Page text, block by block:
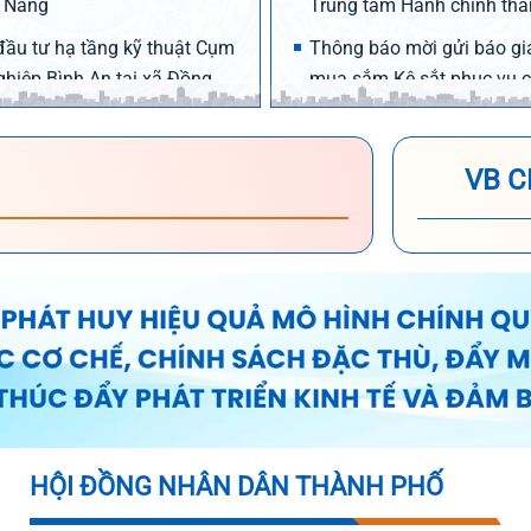
tư hạ tầng kỹ thuật Cụm
Bình An tại xã Đồng
Rừng Lãm tại xã Đồng
tư hạ tầng kỹ thuật Cụm
tư hạ tầng kỹ thuật Cụm
Tây An tại xã Duy
tư hạ tầng kỹ thuật Cụm
Tam Mỹ Tây 1 tại xã
Trung tâm Hành chính
Thông báo mời gửi báo
mua sắm Kệ sắt phục vụ
lưu trữ năm 2026
Mời tham gia tư vấn lập
Kinh tế kỹ thuật dự án
phát triển công nghệ
Thông báo lựa chọn tổ
Thông báo mời chào đấu
việc: thanh lý, phá dỡ
sản và vật tư tại Công
nghề đấu giá tài sản
VB
HỘI ĐỒNG NHÂN DÂN THÀNH PHỐ